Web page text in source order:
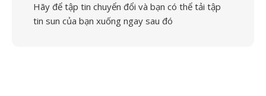
Hãy để tập tin chuyển đổi và bạn có thể tải tập
tin sun của bạn xuống ngay sau đó